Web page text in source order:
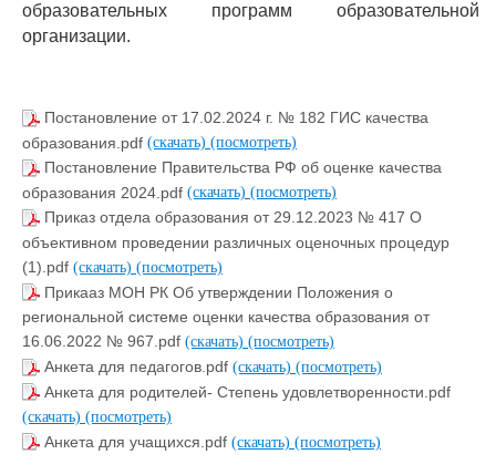
образовательных программ образовательной
организации.
Постановление от 17.02.2024 г. № 182 ГИС качества
образования.pdf (скачать) (посмотреть)
Постановление Правительства РФ об оценке качества
образования 2024.pdf (скачать) (посмотреть)
Приказ отдела образования от 29.12.2023 № 417 О
объективном проведении различных оценочных процедур
(1).pdf (скачать) (посмотреть)
Прикааз МОН РК Об утверждении Положения о
региональной системе оценки качества образования от
16.06.2022 № 967.pdf (скачать) (посмотреть)
Анкета для педагогов.pdf (скачать) (посмотреть)
Анкета для родителей- Степень удовлетворенности.pdf
(скачать) (посмотреть)
Анкета для учащихся.pdf (скачать) (посмотреть)